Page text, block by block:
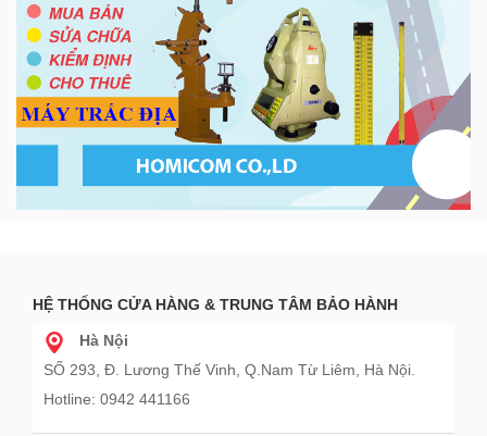
HỆ THỐNG CỬA HÀNG & TRUNG TÂM BẢO HÀNH
Hà Nội
SỐ 293, Đ. Lương Thế Vinh, Q.Nam Từ Liêm, Hà Nội.
Hotline: 0942 441166